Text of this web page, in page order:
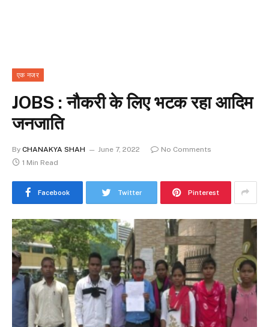
एक नजर
JOBS : नौकरी के लिए भटक रहा आदिम
जनजाति
By CHANAKYA SHAH June 7, 2022
No Comments
1 Min Read
Facebook Twitter Pinterest